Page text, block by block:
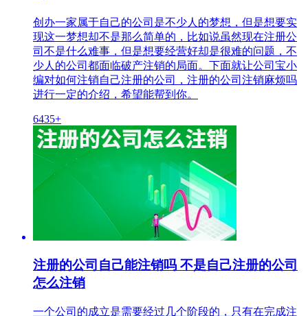
创办一家属于自己的公司是不少人的梦想，但是想要实
现这一梦想却不是那么简单的，比如说虽然现在注册公
司不是什么难事，但是想要经营好却是很难的问题，不
少人的公司都面临破产注销的局面。下面就让公司宝小
编对如何注销自己注册的公司，注册的公司注销麻烦吗
进行一定的介绍，希望能帮到你。
6435+
注册的公司自己能注销吗 不是自己注册的公司
怎么注销
一个公司的成立是需要经过几个阶段的，只有在完成注